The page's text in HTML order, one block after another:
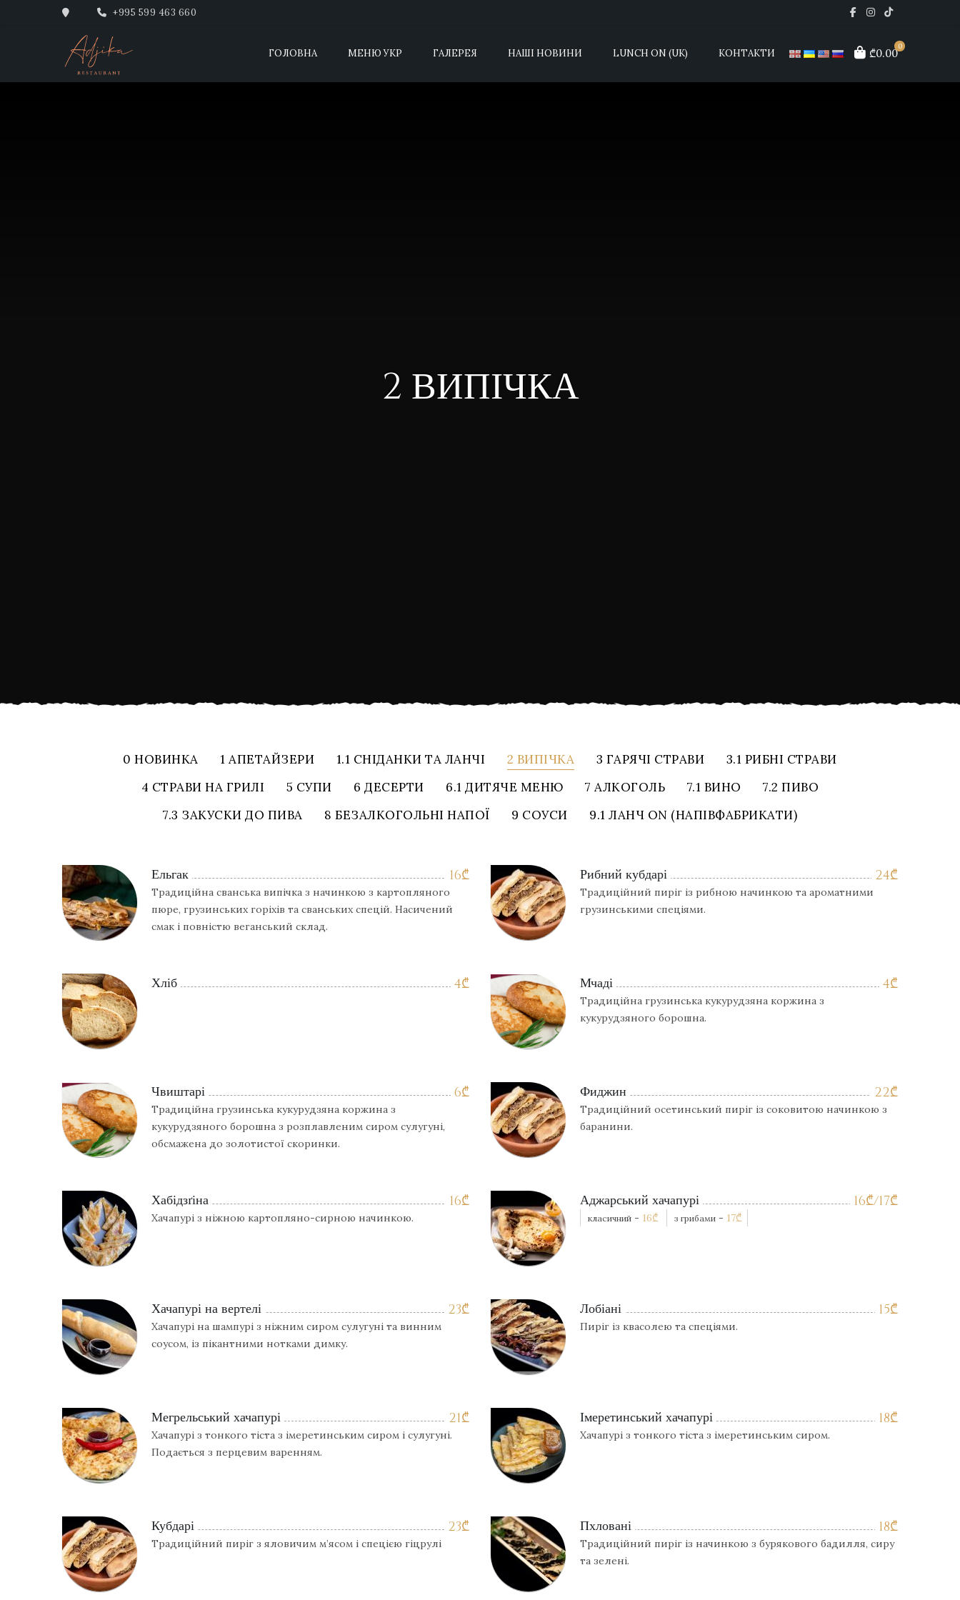
+995 599 463 660
0
₾0.00
ГОЛОВНА МЕНЮ УКР ГАЛЕРЕЯ НАШІ НОВИНИ LUNCH ON (UK) КОНТАКТИ
2 ВИПІЧКА
0 НОВИНКА 1 АПЕТАЙЗЕРИ 1.1 СНІДАНКИ ТА ЛАНЧІ 2 ВИПІЧКА 3 ГАРЯЧІ СТРАВИ
3.1 РИБНІ СТРАВИ
4 СТРАВИ НА ГРИЛІ
5 СУПИ 6 ДЕСЕРТИ 6.1 ДИТЯЧЕ МЕНЮ 7 АЛКОГОЛЬ 7.1 ВИНО
7.2 ПИВО
7.3 ЗАКУСКИ ДО ПИВА
8 БЕЗАЛКОГОЛЬНІ НАПОЇ 9 СОУСИ 9.1 ЛАНЧ ON (НАПІВФАБРИКАТИ)
16₾
Ельгак
Традиційна сванська випічка з начинкою з картопляного
пюре, грузинських горіхів та сванських спецій. Насичений
смак і повністю веганський склад.
24₾
Рибний кубдарі
Традиційний пиріг із рибною начинкою та ароматними
грузинськими спеціями.
4₾
Хліб 4₾
Мчаді
Традиційна грузинська кукурудзяна коржина з
кукурудзяного борошна.
6₾
Чвиштарі
Традиційна грузинська кукурудзяна коржина з
кукурудзяного борошна з розплавленим сиром сулугуні,
обсмажена до золотистої скоринки.
22₾
Фиджин
Традиційний осетинський пиріг із соковитою начинкою з
баранини.
16₾
Хабідзґіна
Хачапурі з ніжною картопляно-сирною начинкою.
16₾/17₾
Аджарський хачапурі
класичний - 16₾ з грибами - 17₾
23₾
Хачапурі на вертелі
Хачапурі на шампурі з ніжним сиром сулугуні та винним
соусом, із пікантними нотками димку.
15₾
Лобіані
Пиріг із квасолею та спеціями.
21₾
Мегрельський хачапурі
Хачапурі з тонкого тіста з імеретинським сиром і сулугуні.
Подається з перцевим варенням.
18₾
Імеретинський хачапурі
Хачапурі з тонкого тіста з імеретинським сиром.
23₾
Кубдарі
Традиційний пиріг з яловичим м’ясом і спецією гіцрулі
18₾
Пхловані
Традиційний пиріг із начинкою з бурякового бадилля, сиру
та зелені.